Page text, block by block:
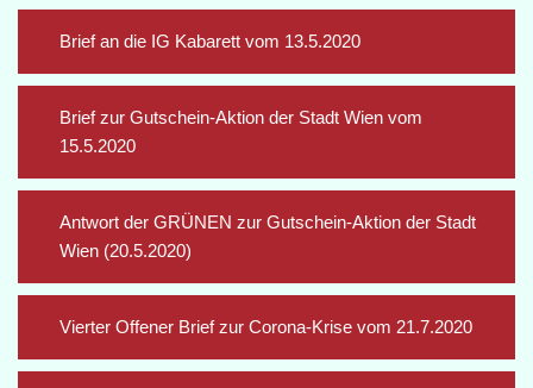
Brief an die IG Kabarett vom 13.5.2020
Brief zur Gutschein-Aktion der Stadt Wien vom
15.5.2020
Antwort der GRÜNEN zur Gutschein-Aktion der Stadt
Wien (20.5.2020)
Vierter Offener Brief zur Corona-Krise vom 21.7.2020